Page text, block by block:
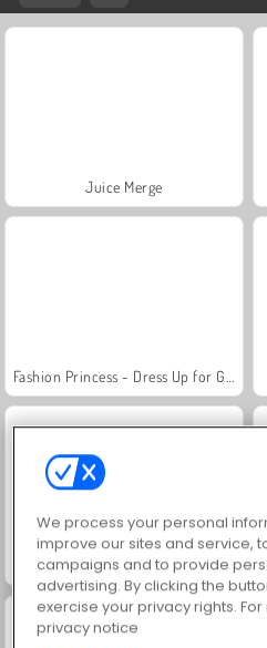
Juice Merge
Masha and the Bear: Meadows
We process your personal
improve our sites and service,
campaigns and to provide
advertising. By clicking the
exercise your privacy rights.
privacy notice